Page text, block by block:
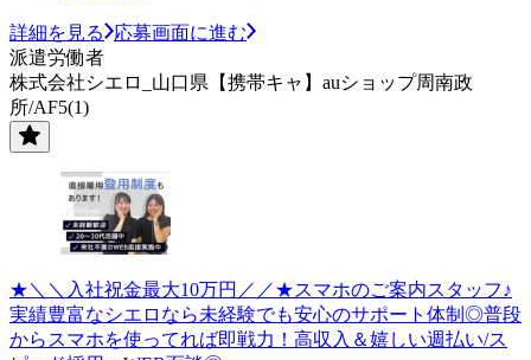
詳細を見る
応募画面に進む
派遣労働者
株式会社シエロ_山口県【携帯キャ】auショップ周南政
所/AF5(1)
★＼＼入社祝金最大10万円／／★スマホのご案内スタッフ♪
実績豊富なシエロなら未経験でも安心のサポート体制◎普段
からスマホを使ってれば即戦力！高収入＆嬉しい週払い/ス